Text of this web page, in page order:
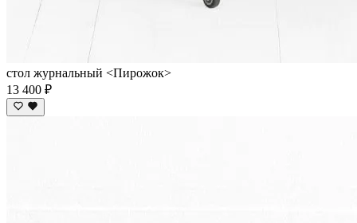
стол журнальный <Пирожок>
13 400 ₽